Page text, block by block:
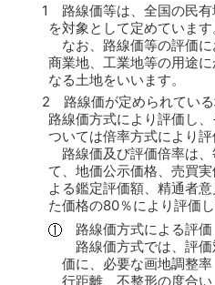
1 路線価等は、全国の民
を対象として定めています
なお、路線価等の評価に
商業地、工業地等の用途
なる土地をいいます。
2 路線価が定められてい
路線価方式により評価し
ついては倍率方式により評
路線価及び評価倍率は、
て、地価公示価格、売買
よる鑑定評価額、精通者
た価格の80％により評価し
路線価方式による評価
路線価方式では、評
価に、必要な画地調整
行距離、不整形の度合